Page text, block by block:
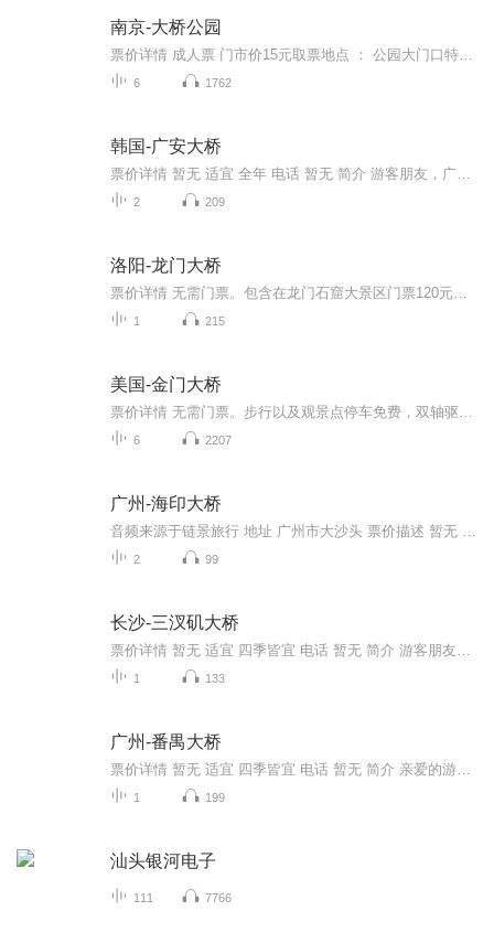
南京-大桥公园
6 1762
韩国-广安大桥
2 209
洛阳-龙门大桥
1 215
美国-金门大桥
6 2207
广州-海印大桥
2 99
长沙-三汊矶大桥
1 133
广州-番禺大桥
1 199
汕头银河电子
111 7766